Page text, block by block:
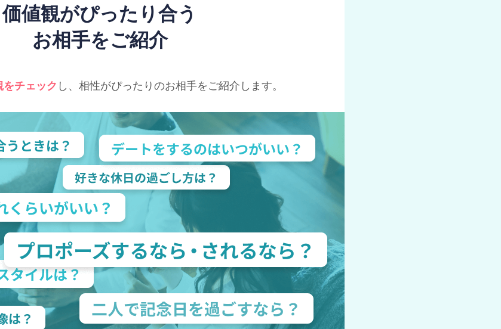
価値観がぴったり合う
お相手をご紹介
チェック し、相性がぴったりのお相手をご紹介します。